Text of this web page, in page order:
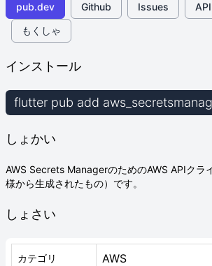
pub.dev Github Issues
もくしゃ
インストール
flutter pub add
しょかい
AWS Secrets ManagerのためのAWS APIクラ
様から生成されたもの）です。
しょさい
カテゴリ AWS